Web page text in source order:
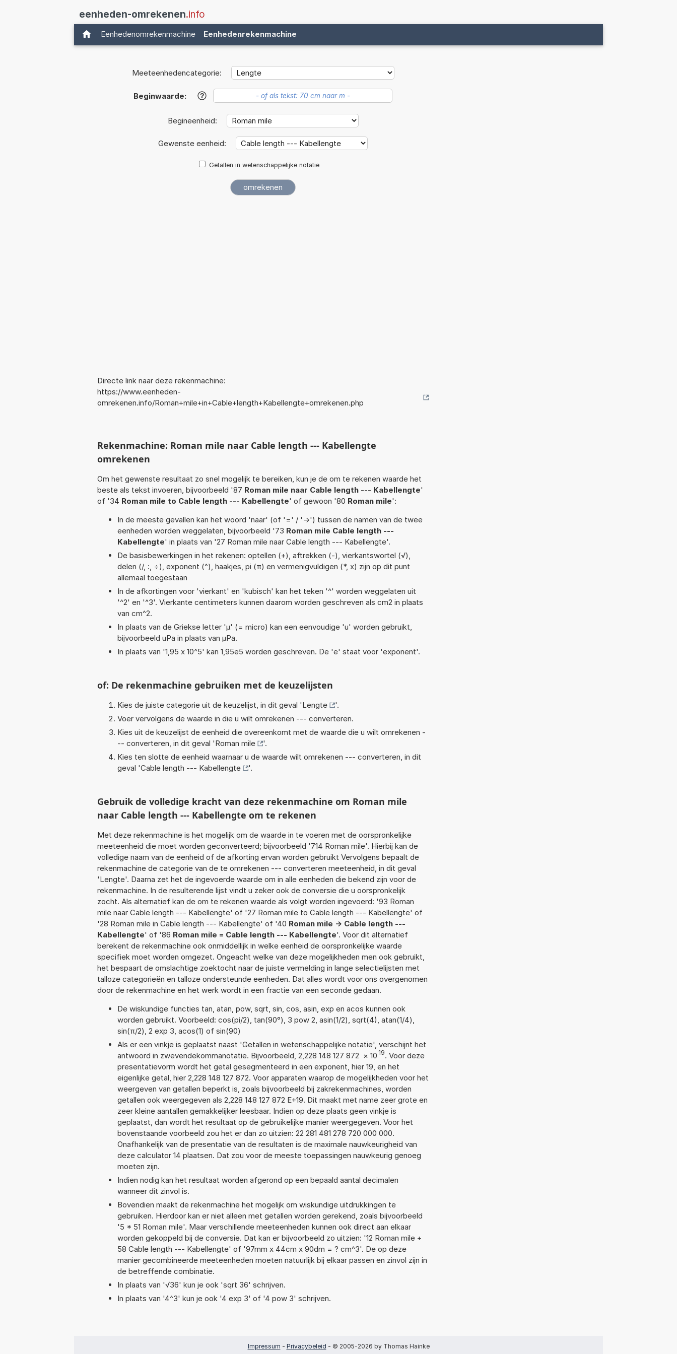
eenheden-omrekenen.info
Eenhedenomrekenmachine Eenhedenrekenmachine
Meeteenhedencategorie:
Beginwaarde: ?
Begineenheid:
Gewenste eenheid:
Getallen in wetenschappelijke notatie
Directe link naar deze rekenmachine:
https://www.eenheden-
omrekenen.info/Roman+mile+in+Cable+length+Kabellengte+omrekenen.php
Rekenmachine: Roman mile naar Cable length --- Kabellengte
omrekenen
Om het gewenste resultaat zo snel mogelijk te bereiken, kun je de om te rekenen waarde het
beste als tekst invoeren, bijvoorbeeld '87 Roman mile naar Cable length --- Kabellengte'
of '34 Roman mile to Cable length --- Kabellengte' of gewoon '80 Roman mile':
In de meeste gevallen kan het woord 'naar' (of '=' / '->') tussen de namen van de twee
eenheden worden weggelaten, bijvoorbeeld '73 Roman mile Cable length ---
Kabellengte' in plaats van '27 Roman mile naar Cable length --- Kabellengte'.
De basisbewerkingen in het rekenen: optellen (+), aftrekken (-), vierkantswortel (√),
delen (/, :, ÷), exponent (^), haakjes, pi (π) en vermenigvuldigen (*, x) zijn op dit punt
allemaal toegestaan
In de afkortingen voor 'vierkant' en 'kubisch' kan het teken '^' worden weggelaten uit
'^2' en '^3'. Vierkante centimeters kunnen daarom worden geschreven als cm2 in plaats
van cm^2.
In plaats van de Griekse letter 'µ' (= micro) kan een eenvoudige 'u' worden gebruikt,
bijvoorbeeld uPa in plaats van µPa.
In plaats van '1,95 x 10^5' kan 1,95e5 worden geschreven. De 'e' staat voor 'exponent'.
of: De rekenmachine gebruiken met de keuzelijsten
Kies de juiste categorie uit de keuzelijst, in dit geval 'Lengte
'.
Voer vervolgens de waarde in die u wilt omrekenen --- converteren.
Kies uit de keuzelijst de eenheid die overeenkomt met de waarde die u wilt omrekenen -
-- converteren, in dit geval 'Roman mile
'.
Kies ten slotte de eenheid waarnaar u de waarde wilt omrekenen --- converteren, in dit
geval 'Cable length --- Kabellengte '.
Gebruik de volledige kracht van deze rekenmachine om Roman mile
naar Cable length --- Kabellengte om te rekenen
Met deze rekenmachine is het mogelijk om de waarde in te voeren met de oorspronkelijke
meeteenheid die moet worden geconverteerd; bijvoorbeeld '714 Roman mile'. Hierbij kan de
volledige naam van de eenheid of de afkorting ervan worden gebruikt Vervolgens bepaalt de
rekenmachine de categorie van de te omrekenen --- converteren meeteenheid, in dit geval
'Lengte'. Daarna zet het de ingevoerde waarde om in alle eenheden die bekend zijn voor de
rekenmachine. In de resulterende lijst vindt u zeker ook de conversie die u oorspronkelijk
zocht. Als alternatief kan de om te rekenen waarde als volgt worden ingevoerd: '93 Roman
mile naar Cable length --- Kabellengte' of '27 Roman mile to Cable length --- Kabellengte' of
'28 Roman mile in Cable length --- Kabellengte' of '40 Roman mile -> Cable length ---
Kabellengte' of '86 Roman mile = Cable length --- Kabellengte'. Voor dit alternatief
berekent de rekenmachine ook onmiddellijk in welke eenheid de oorspronkelijke waarde
specifiek moet worden omgezet. Ongeacht welke van deze mogelijkheden men ook gebruikt,
het bespaart de omslachtige zoektocht naar de juiste vermelding in lange selectielijsten met
talloze categorieën en talloze ondersteunde eenheden. Dat alles wordt voor ons overgenomen
door de rekenmachine en het werk wordt in een fractie van een seconde gedaan.
De wiskundige functies tan, atan, pow, sqrt, sin, cos, asin, exp en acos kunnen ook
worden gebruikt. Voorbeeld: cos(pi/2), tan(90°), 3 pow 2, asin(1/2), sqrt(4), atan(1/4),
sin(π/2), 2 exp 3, acos(1) of sin(90)
Als er een vinkje is geplaatst naast 'Getallen in wetenschappelijke notatie', verschijnt het
antwoord in zwevendekommanotatie. Bijvoorbeeld, 2,228 148 127 872 × 10 19. Voor deze
presentatievorm wordt het getal gesegmenteerd in een exponent, hier 19, en het
eigenlijke getal, hier 2,228 148 127 872. Voor apparaten waarop de mogelijkheden voor het
weergeven van getallen beperkt is, zoals bijvoorbeeld bij zakrekenmachines, worden
getallen ook weergegeven als 2,228 148 127 872 E+19. Dit maakt met name zeer grote en
zeer kleine aantallen gemakkelijker leesbaar. Indien op deze plaats geen vinkje is
geplaatst, dan wordt het resultaat op de gebruikelijke manier weergegeven. Voor het
bovenstaande voorbeeld zou het er dan zo uitzien: 22 281 481 278 720 000 000.
Onafhankelijk van de presentatie van de resultaten is de maximale nauwkeurigheid van
deze calculator 14 plaatsen. Dat zou voor de meeste toepassingen nauwkeurig genoeg
moeten zijn.
Indien nodig kan het resultaat worden afgerond op een bepaald aantal decimalen
wanneer dit zinvol is.
Bovendien maakt de rekenmachine het mogelijk om wiskundige uitdrukkingen te
gebruiken. Hierdoor kan er niet alleen met getallen worden gerekend, zoals bijvoorbeeld
'5 * 51 Roman mile'. Maar verschillende meeteenheden kunnen ook direct aan elkaar
worden gekoppeld bij de conversie. Dat kan er bijvoorbeeld zo uitzien: '12 Roman mile +
58 Cable length --- Kabellengte' of '97mm x 44cm x 90dm = ? cm^3'. De op deze
manier gecombineerde meeteenheden moeten natuurlijk bij elkaar passen en zinvol zijn in
de betreffende combinatie.
In plaats van '√36' kun je ook 'sqrt 36' schrijven.
In plaats van '4^3' kun je ook '4 exp 3' of '4 pow 3' schrijven.
Impressum - Privacybeleid - © 2005-2026 by Thomas Hainke